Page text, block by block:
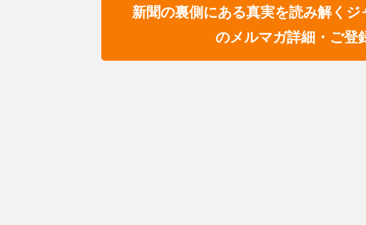
新聞の裏側にある真実を読み解く
のメルマガ詳細・ご登